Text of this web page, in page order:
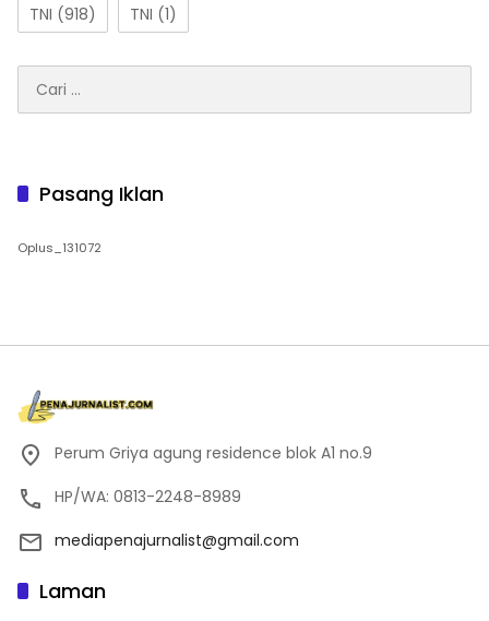
TNI (918) TNI (1)
untuk:
Pasang Iklan
Oplus_131072
Perum Griya agung residence blok A1 no.9
HP/WA: 0813-2248-8989
mediapenajurnalist@gmail.com
Laman